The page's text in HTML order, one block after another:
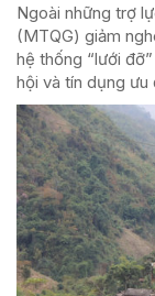
Ngoài những trợ
(MTQG) giảm
hệ thống “lưới
hội và tín dụng ưu